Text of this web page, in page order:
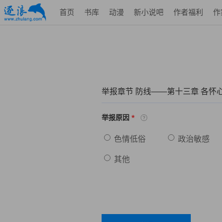
首页 书库 动漫 新小说吧 作者福利 作
举报章节 防线——第十三章 各怀
举报原因 *
色情低俗 政治敏感
其他